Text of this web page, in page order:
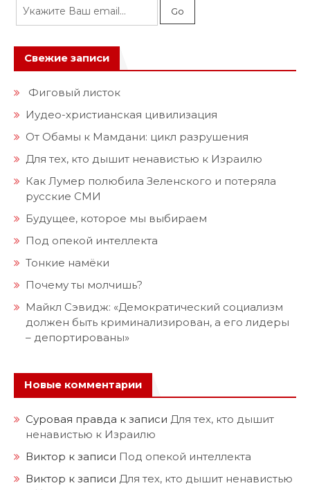
Свежие записи
Фиговый листок
Иудео-христианская цивилизация
От Обамы к Мамдани: цикл разрушения
Для тех, кто дышит ненавистью к Израилю
Как Лумер полюбила Зеленского и потеряла
русские СМИ
Будущее, которое мы выбираем
Под опекой интеллекта
Тонкие намёки
Почему ты молчишь?
Майкл Сэвидж: «Демократический социализм
должен быть криминализирован, а его лидеры
– депортированы»
Новые комментарии
Суровая правда к записи Для тех, кто дышит
ненавистью к Израилю
Виктор к записи Под опекой интеллекта
Виктор к записи Для тех, кто дышит ненавистью